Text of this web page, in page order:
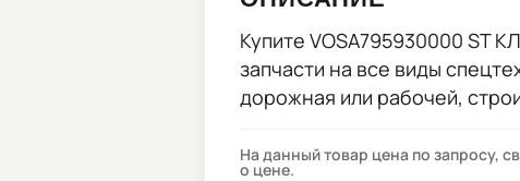
Купите VOSA795930000 ST
запчасти на все виды
дорожная или рабочей,
На данный товар цена по запросу,
о цене.